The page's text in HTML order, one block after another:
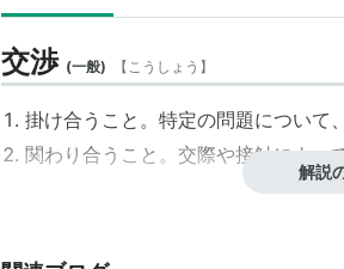
交渉 (一般) 【こうしょう 】
掛け合うこと。特定の問題について
関わり合うこと。交際や接触によっ
解説